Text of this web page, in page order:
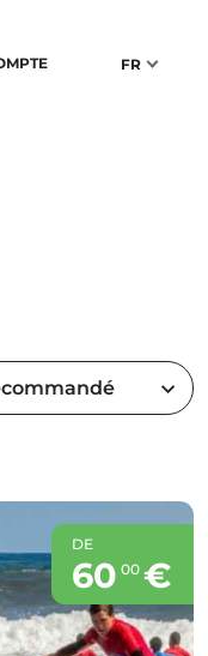
FR
DE
60 00 €